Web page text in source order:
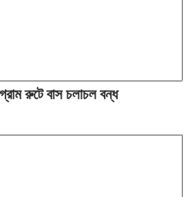
রুটে বাস চলাচল বন্ধ